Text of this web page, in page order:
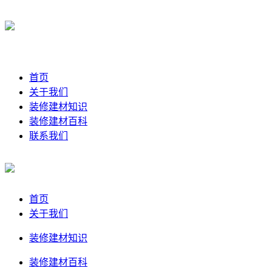
首页
关于我们
装修建材知识
装修建材百科
联系我们
首页
关于我们
装修建材知识
装修建材百科